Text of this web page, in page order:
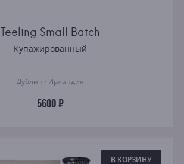
Teeling Small Batch
Купажированный
Дублин · Ирландия
5600 ₽
В КОРЗИНУ